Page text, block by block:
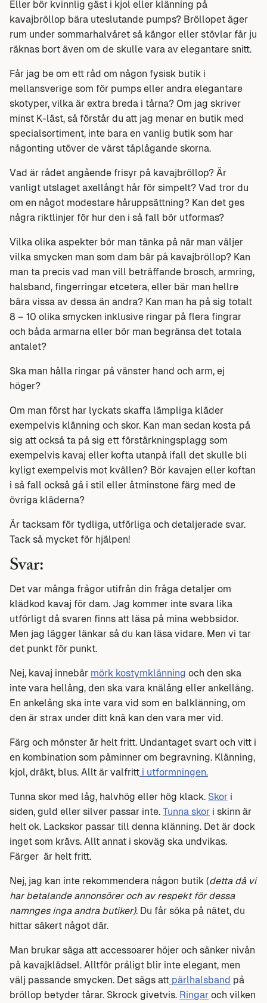
Eller bör kvinnlig gäst i kjol eller klänning på
kavajbröllop bära uteslutande pumps? Bröllopet äger
rum under sommarhalvåret så kängor eller stövlar får ju
räknas bort även om de skulle vara av elegantare snitt.
Får jag be om ett råd om någon fysisk butik i
mellansverige som för pumps eller andra elegantare
skotyper, vilka är extra breda i tårna? Om jag skriver
minst K-läst, så förstår du att jag menar en butik med
specialsortiment, inte bara en vanlig butik som har
någonting utöver de värst tåplågande skorna.
Vad är rådet angående frisyr på kavajbröllop? Är
vanligt utslaget axellångt hår för simpelt? Vad tror du
om en något modestare håruppsättning? Kan det ges
några riktlinjer för hur den i så fall bör utformas?
Vilka olika aspekter bör man tänka på när man väljer
vilka smycken man som dam bär på kavajbröllop? Kan
man ta precis vad man vill beträffande brosch, armring,
halsband, fingerringar etcetera, eller bär man hellre
bära vissa av dessa än andra? Kan man ha på sig totalt
8 – 10 olika smycken inklusive ringar på flera fingrar
och båda armarna eller bör man begränsa det totala
antalet?
Ska man hålla ringar på vänster hand och arm, ej
höger?
Om man först har lyckats skaffa lämpliga kläder
exempelvis klänning och skor. Kan man sedan kosta på
sig att också ta på sig ett förstärkningsplagg som
exempelvis kavaj eller kofta utanpå ifall det skulle bli
kyligt exempelvis mot kvällen? Bör kavajen eller koftan
i så fall också gå i stil eller åtminstone färg med de
övriga kläderna?
Är tacksam för tydliga, utförliga och detaljerade svar.
Tack så mycket för hjälpen!
Svar:
Det var många frågor utifrån din fråga detaljer om
klädkod kavaj för dam. Jag kommer inte svara lika
utförligt då svaren finns att läsa på mina webbsidor.
Men jag lägger länkar så du kan läsa vidare. Men vi tar
det punkt för punkt.
Nej, kavaj innebär mörk kostymklänning och den ska
inte vara hellång, den ska vara knälång eller ankellång.
En ankelång ska inte vara vid som en balklänning, om
den är strax under ditt knä kan den vara mer vid.
Färg och mönster är helt fritt. Undantaget svart och vitt i
en kombination som påminner om begravning. Klänning,
kjol, dräkt, blus. Allt är valfritt i utformningen.
Tunna skor med låg, halvhög eller hög klack. Skor i
siden, guld eller silver passar inte. Tunna skor i skinn är
helt ok. Lackskor passar till denna klänning. Det är dock
inget som krävs. Allt annat i skoväg ska undvikas.
Färger är helt fritt.
Nej, jag kan inte rekommendera någon butik (detta då vi
har betalande annonsörer och av respekt för dessa
namnges inga andra butiker). Du får söka på nätet, du
hittar säkert något där.
Man brukar säga att accessoarer höjer och sänker nivån
på kavajklädsel. Alltför pråligt blir inte elegant, men
välj passande smycken. Det sägs att pärlhalsband på
bröllop betyder tårar. Skrock givetvis. Ringar och vilken